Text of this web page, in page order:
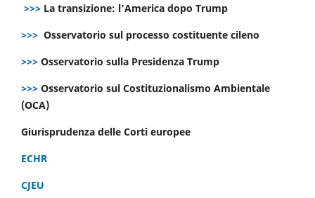
>>> La transizione: l’America dopo Trump
>>> Osservatorio sul processo costituente cileno
>>> Osservatorio sulla Presidenza Trump
>>> Osservatorio sul Costituzionalismo Ambientale
(OCA)
Giurisprudenza delle Corti europee
ECHR
CJEU